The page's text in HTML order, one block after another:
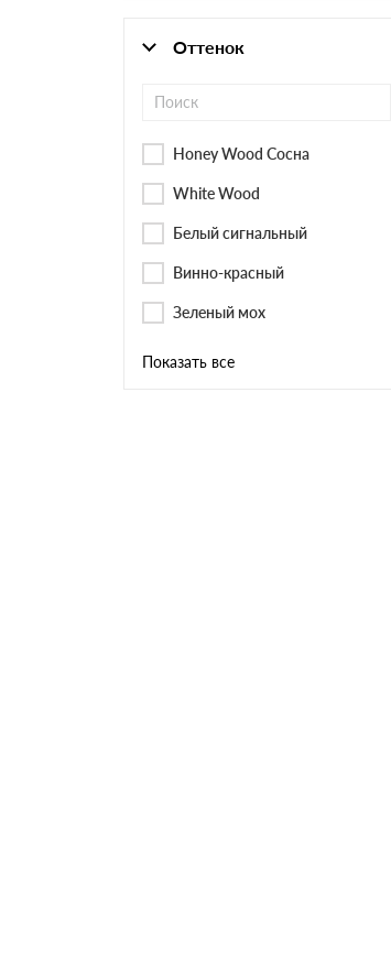
Оттенок
Honey Wood Сосна
White Wood
Белый сигнальный
Винно-красный
Зеленый мох
Показать все